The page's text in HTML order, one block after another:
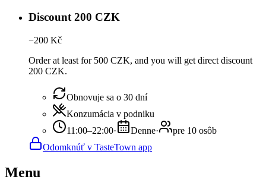
Discount 200 CZK
−200 Kč
Order at least for 500 CZK, and you will get direct discount
200 CZK.
Obnovuje sa o 30 dní
Konzumácia v podniku
11:00–22:00· Denne·
pre 10 osôb
Odomknúť v TasteTown app
Menu